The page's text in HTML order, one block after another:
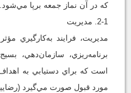
که در آن نماز جمعه بر‌پا مي‌شود.
2-1. مديريت
مديريت، فرايند به‌کارگيري
برنامه‌ريزي، سازمان‌دهي،
است که براي دستيابي به
مورد قبول صورت مي‌گيرد (رضاييان، 1395،